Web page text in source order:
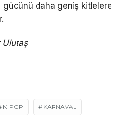
daha geniş kitlelere
Ulutaş
K-POP KARNAVAL